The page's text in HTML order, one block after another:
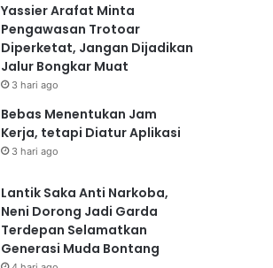
Yassier Arafat Minta
Pengawasan Trotoar
Diperketat, Jangan Dijadikan
Jalur Bongkar Muat
3 hari ago
Bebas Menentukan Jam
Kerja, tetapi Diatur Aplikasi
3 hari ago
Lantik Saka Anti Narkoba,
Neni Dorong Jadi Garda
Terdepan Selamatkan
Generasi Muda Bontang